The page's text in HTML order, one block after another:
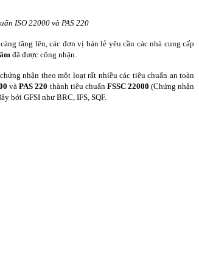
ISO 22000 và PAS 220
tăng lên, các đơn vị bán lẻ yêu cầu các nhà cung cấp
đã được công nhận.
nhận theo một loạt rất nhiều các tiêu chuẩn an toàn
vàPAS 220 thành tiêu chuẩn FSSC 22000 (Chứng nhận
bởi GFSI như BRC, IFS, SQF.